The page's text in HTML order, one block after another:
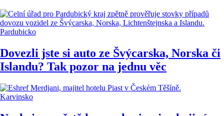
Pardubicko
Dovezli jste si auto ze Švýcarska, Norska či
Islandu? Tak pozor na jednu věc
Karvinsko